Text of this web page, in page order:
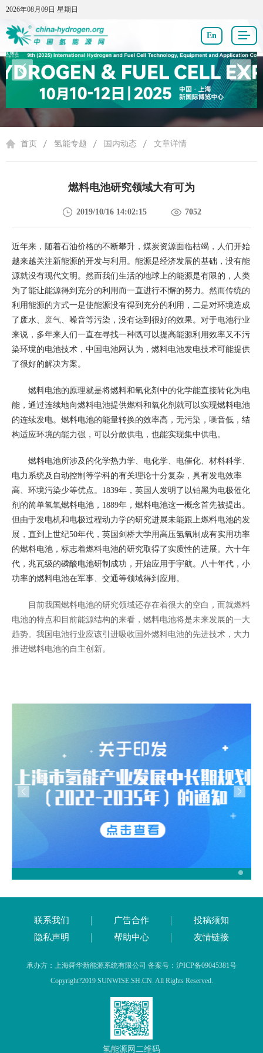
2026年08月09日 星期日
2026年08月09日 星期日
En
氢能专题
首页 氢能专题 国内动态 文章详情
燃料电池研究领域大有可为
2019/10/16 14:02:15 7052
近年来，随着石油价格的不断攀升，煤炭资源面临枯竭，人们开始
越来越关注新能源的开发与利用。能源是经济发展的基础，没有能
源就没有现代文明。然而我们生活的地球上的能源是有限的，人类
为了能让能源得到充分的利用而一直进行不懈的努力。然而传统的
利用能源的方式一是使能源没有得到充分的利用，二是对环境造成
了废水、 废气、噪音等污染，没有达到很好的效果。对于电池行业
来说，多年来人们一直在寻找一种既可以提高能源利用效率又不污
染环境的电池技术，中国电池网认为，燃料电池发电技术可能提供
了很好的解决方案。
燃料电池的原理就是将燃料和氧化剂中的化学能直接转化为电
能，通过连续地向燃料电池提供燃料和氧化剂就可以实现燃料电池
的连续发电。燃料电池的能量转换的效率高，无污染，噪音低，结
构适应环境的能力强，可以分散供电，也能实现集中供电。
燃料电池所涉及的化学热力学、电化学、电催化、材料科学、
电力系统及自动控制等学科的有关理论十分复杂，具有发电效率
高、环境污染少等优点。1839年，英国人发明了以铂黑为电极催化
剂的简单氢氧燃料电池，1889年，燃料电池这一概念首先被提出。
但由于发电机和电极过程动力学的研究进展未能跟上燃料电池的发
展，直到上世纪50年代，英国剑桥大学用高压氢氧制成有实用功率
的燃料电池，标志着燃料电池的研究取得了实质性的进展。六十年
代，兆瓦级的磷酸电池研制成功，开始应用于宇航。八十年代，小
功率的燃料电池在军事、交通等领域得到应用。
目前我国燃料电池的研究领域还存在着很大的空白，而就燃料
电池的特点和目前能源结构的来看，燃料电池将是未来发展的一大
趋势。我国电池行业应该引进吸收国外燃料电池的先进技术，大力
推进燃料电池的自主创新。
联系我们 广告合作
投稿须知
隐私声明
帮助中心 友情链接
承办方：上海舜华新能源系统有限公司 备案号：沪ICP备09045381号
Copyright?2019 SUNWISE.SH.CN. All Rights Reserved.
氢能源网二维码